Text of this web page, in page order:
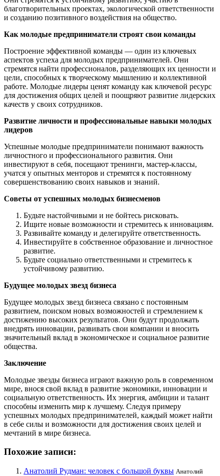
благотворительных проектах, экологической ответственности
и созданию позитивного воздействия на общество.
Как молодые предприниматели строят свои команды
Построение эффективной команды — один из ключевых
аспектов успеха для молодых предпринимателей. Они
стремятся найти профессионалов, разделяющих их ценности и
цели, способных к творческому мышлению и коллективной
работе. Молодые лидеры ценят команду как ключевой ресурс
для достижения общих целей и поощряют развитие лидерских
качеств у своих сотрудников.
Развитие личности и профессиональные навыки молодых
лидеров
Успешные молодые предприниматели понимают важность
личностного и профессионального развития. Они
инвестируют в себя, посещают тренинги, мастер-классы,
учатся у опытных менторов и стремятся к постоянному
совершенствованию своих навыков и знаний.
Советы от успешных молодых бизнесменов
Будьте настойчивыми и не бойтесь рисковать.
Ищите новые возможности и стремитесь к инновациям.
Развивайте команду и делегируйте ответственность.
Инвестируйте в собственное образование и личностное
развитие.
Будьте социально ответственными и стремитесь к
устойчивому развитию.
Будущее молодых звезд бизнеса
Будущее молодых звезд бизнеса связано с постоянным
развитием, поиском новых возможностей и стремлением к
достижению высоких результатов. Они будут продолжать
внедрять инновации, развивать свои компании и вносить
значительный вклад в экономическое и социальное развитие
общества.
Заключение
Молодые звезды бизнеса играют важную роль в современном
мире, внося свой вклад в развитие экономики, инновации и
социальную ответственность. Их энергия, амбиции и талант
способны изменить мир к лучшему. Следуя примеру
успешных молодых предпринимателей, каждый может найти
в себе силы и возможности для достижения своих целей и
мечтаний в мире бизнеса.
Похожие записи:
Анатолий Рудман: человек с большой буквы Анатолий